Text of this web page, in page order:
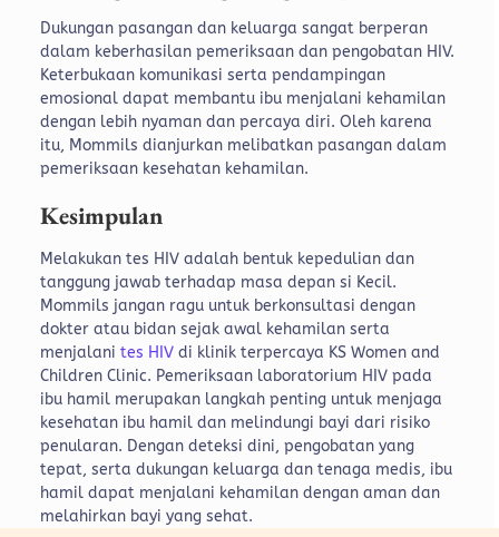
Dukungan pasangan dan keluarga sangat berperan
dalam keberhasilan pemeriksaan dan pengobatan HIV.
Keterbukaan komunikasi serta pendampingan
emosional dapat membantu ibu menjalani kehamilan
dengan lebih nyaman dan percaya diri. Oleh karena
itu, Mommils dianjurkan melibatkan pasangan dalam
pemeriksaan kesehatan kehamilan.
Kesimpulan
Melakukan tes HIV adalah bentuk kepedulian dan
tanggung jawab terhadap masa depan si Kecil.
Mommils jangan ragu untuk berkonsultasi dengan
dokter atau bidan sejak awal kehamilan serta
menjalani tes HIVdi klinik terpercaya KS Women and
Children Clinic. Pemeriksaan laboratorium HIV pada
ibu hamil merupakan langkah penting untuk menjaga
kesehatan ibu hamil dan melindungi bayi dari risiko
penularan. Dengan deteksi dini, pengobatan yang
tepat, serta dukungan keluarga dan tenaga medis, ibu
hamil dapat menjalani kehamilan dengan aman dan
melahirkan bayi yang sehat.